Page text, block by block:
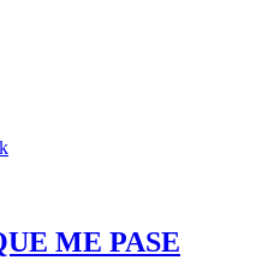
ME PASE